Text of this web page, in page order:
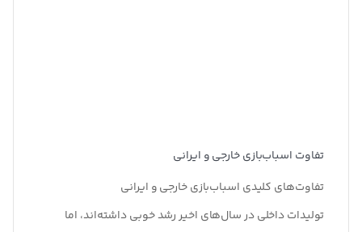
تفاوت اسباب‌بازی خارجی و ایرانی
تفاوت‌های کلیدی اسباب‌بازی خارجی و ایرانی
تولیدات داخلی در سال‌های اخیر رشد خوبی داشته‌اند، اما